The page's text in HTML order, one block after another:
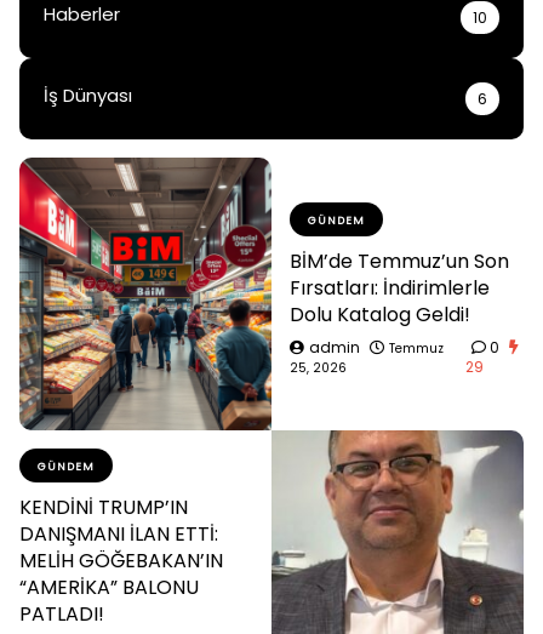
Haberler 10
İş Dünyası 6
GÜNDEM
BİM’de Temmuz’un Son
Fırsatları: İndirimlerle
Dolu Katalog Geldi!
admin
Temmuz
25, 2026
0
29
GÜNDEM
KENDİNİ TRUMP’IN
DANIŞMANI İLAN ETTİ:
MELİH GÖĞEBAKAN’IN
“AMERİKA” BALONU
PATLADI!